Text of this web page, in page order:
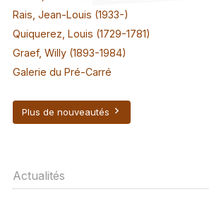
Rais, Jean-Louis (1933-)
Quiquerez, Louis (1729-1781)
Graef, Willy (1893-1984)
Galerie du Pré-Carré
Plus de nouveautés
Actualités